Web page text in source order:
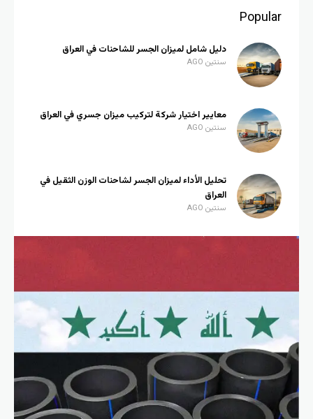
Popular
دليل شامل لميزان الجسر للشاحنات في العراق
سنتين AGO
معايير اختيار شركة لتركيب ميزان جسري في العراق
سنتين AGO
تحليل الأداء لميزان الجسر لشاحنات الوزن الثقيل في
العراق
سنتين AGO